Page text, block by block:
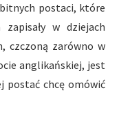
postaci, które
w dziejach
czczoną zarówno w
anglikańskiej, jest
postać chcę omówić